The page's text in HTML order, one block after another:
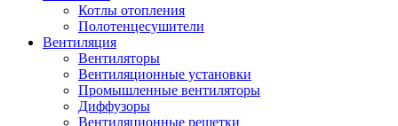
Котлы отопления
Полотенцесушители
Вентиляция
Вентиляторы
Вентиляционные установки
Промышленные вентиляторы
Диффузоры
Вентиляционные решетки